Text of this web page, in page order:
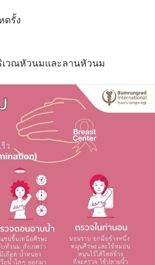
ดรั้ง
เวณหัวนมและลานหัวนม